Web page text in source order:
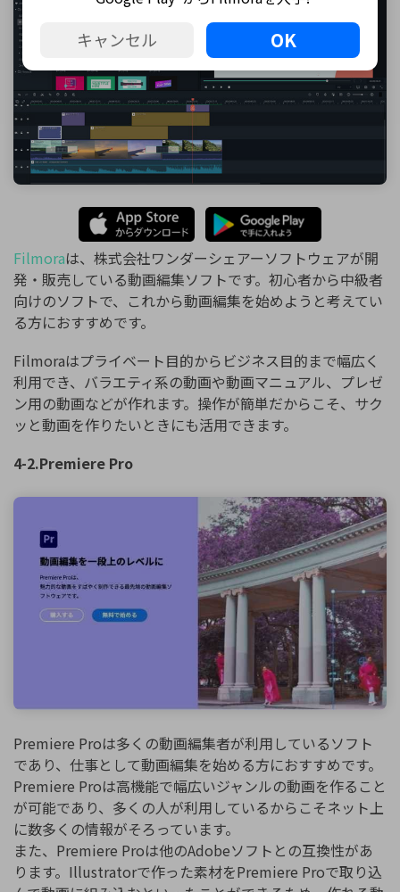
Filmoraは、株式会社ワンダーシェアーソフトウェアが開
発・販売している動画編集ソフトです。初心者から中級者
向けのソフトで、これから動画編集を始めようと考えてい
る方におすすめです。
Filmoraはプライベート目的からビジネス目的まで幅広く
利用でき、バラエティ系の動画や動画マニュアル、プレゼ
ン用の動画などが作れます。操作が簡単だからこそ、サク
ッと動画を作りたいときにも活用できます。
4-2.Premiere Pro
Premiere Proは多くの動画編集者が利用しているソフト
であり、仕事として動画編集を始める方におすすめです。
Premiere Proは高機能で幅広いジャンルの動画を作ること
が可能であり、多くの人が利用しているからこそネット上
に数多くの情報がそろっています。
また、Premiere Proは他のAdobeソフトとの互換性があ
ります。Illustratorで作った素材をPremiere Proで取り込
キャンセル OK